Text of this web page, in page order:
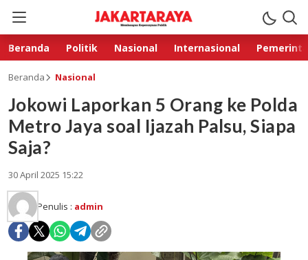
Beranda Politik Nasional Internasional
Beranda Nasional
Jokowi Laporkan 5 Orang ke Polda
Metro Jaya soal Ijazah Palsu, Siapa
Saja?
30 April 2025 15:22
Penulis : admin